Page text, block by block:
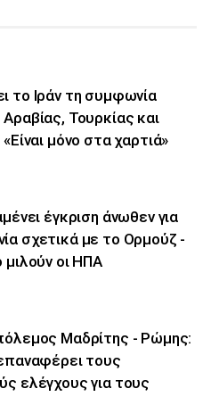
το Ιράν τη συμφωνία
Τουρκίας και
μόνο στα χαρτιά»
έγκριση άνωθεν για
σχετικά με το Ορμούζ -
μιλούν οι ΗΠΑ
Μαδρίτης - Ρώμης:
τους
ελέγχους για τους